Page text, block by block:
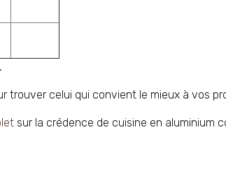
trouver celui qui convient le mieux à vos
sur la crédence de cuisine en aluminium